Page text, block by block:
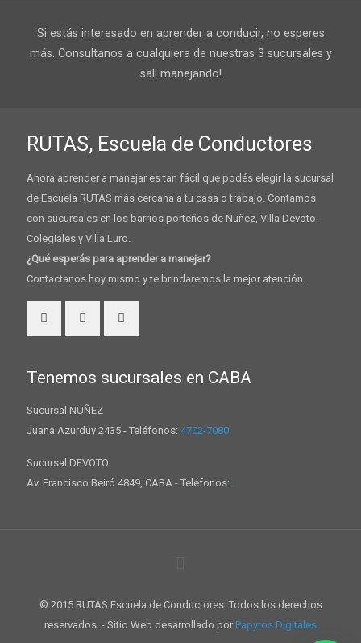
Si estás interesado en aprender a conducir, no esperes
más. Consultanos a cualquiera de nuestras 3 sucursales y
salí manejando!
RUTAS, Escuela de Conductores
Ahora aprender a manejar es tan fácil que podés elegir la sucursal
de Escuela RUTAS más cercana a tu casa o trabajo. Contamos
con sucursales en los barrios porteños de Nuñez, Villa Devoto,
Colegiales y Villa Luro.
¿Qué esperás para aprender a manejar?
Contactanos hoy mismo y te brindaremos la mejor atención.
Tenemos sucursales en CABA
Sucursal NUÑEZ
Juana Azurduy 2435 - Teléfonos: 4702-7080
Sucursal DEVOTO
Av. Francisco Beiró 4849, CABA - Teléfonos: .
© 2015 RUTAS Escuela de Conductores. Todos los derechos
reservados. - Sitio Web desarrollado por Papyros Digitales